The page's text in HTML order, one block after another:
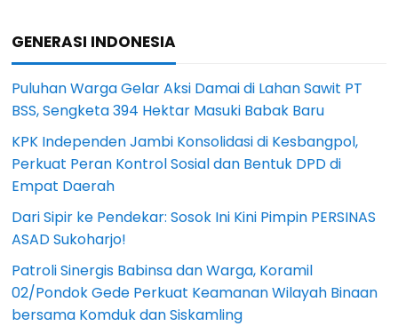
GENERASI INDONESIA
Puluhan Warga Gelar Aksi Damai di Lahan Sawit PT
BSS, Sengketa 394 Hektar Masuki Babak Baru
KPK Independen Jambi Konsolidasi di Kesbangpol,
Perkuat Peran Kontrol Sosial dan Bentuk DPD di
Empat Daerah
Dari Sipir ke Pendekar: Sosok Ini Kini Pimpin PERSINAS
ASAD Sukoharjo!
Patroli Sinergis Babinsa dan Warga, Koramil
02/Pondok Gede Perkuat Keamanan Wilayah Binaan
bersama Komduk dan Siskamling